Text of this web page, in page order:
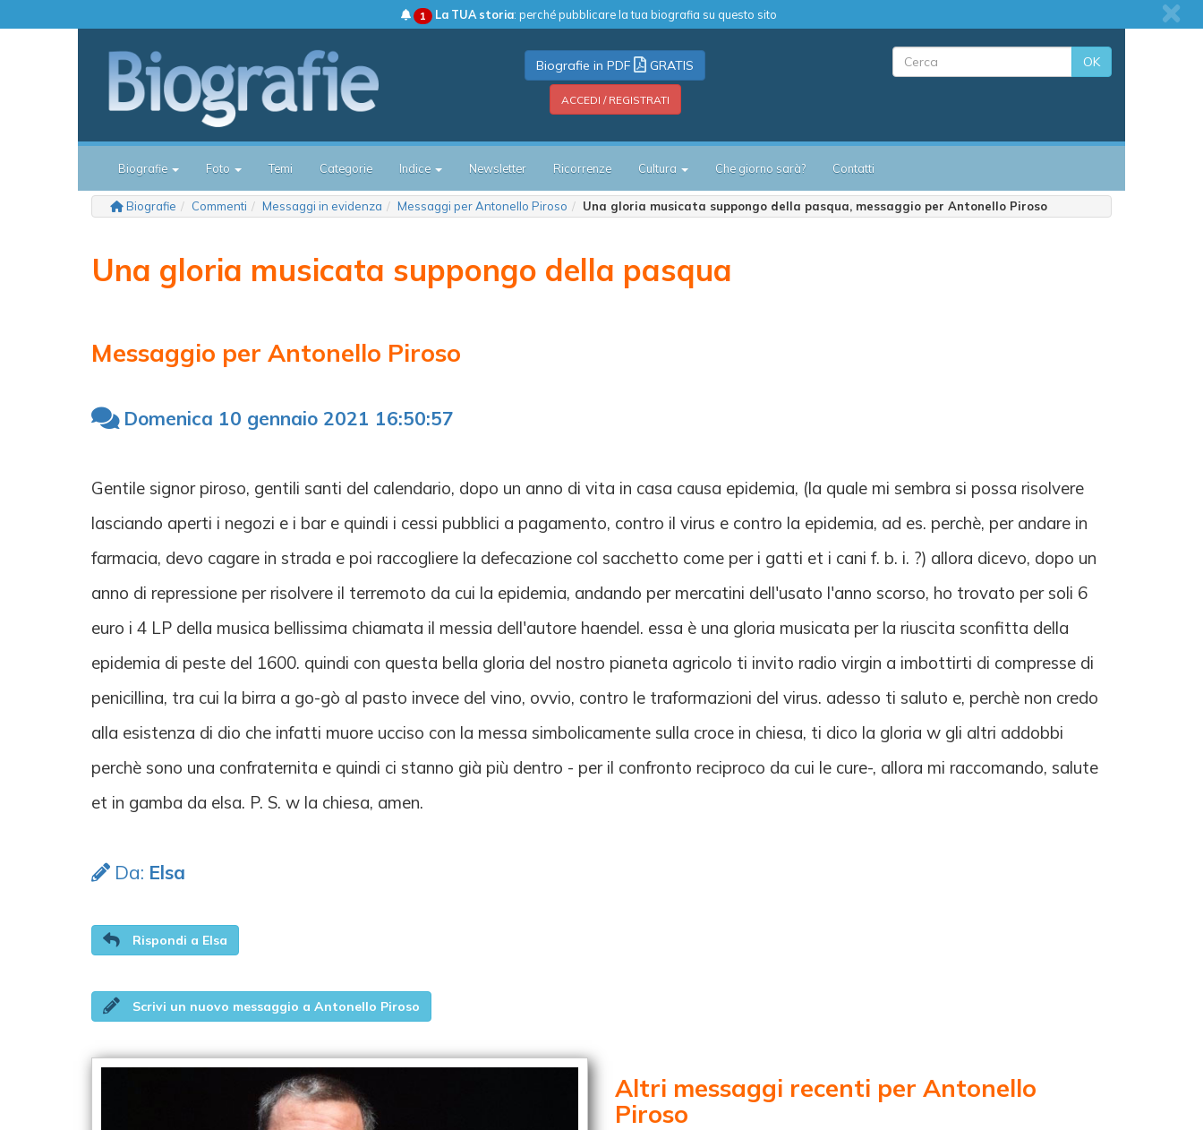
1 La TUA storia: perché pubblicare la tua biografia su questo sito
Biografie in PDF GRATIS
ACCEDI / REGISTRATI
OK
Biografie Foto Temi Categorie Indice Newsletter Ricorrenze Cultura Che giorno sarà? Contatti
Biografie Commenti Messaggi in evidenza Messaggi per Antonello Piroso Una gloria musicata suppongo della pasqua, messaggio per Antonello Piroso
Una gloria musicata suppongo della pasqua
Messaggio per Antonello Piroso
Domenica 10 gennaio 2021 16:50:57
Gentile signor piroso, gentili santi del calendario, dopo un anno di vita in casa causa epidemia, (la quale mi sembra si possa risolvere
lasciando aperti i negozi e i bar e quindi i cessi pubblici a pagamento, contro il virus e contro la epidemia, ad es. perchè, per andare in
farmacia, devo cagare in strada e poi raccogliere la defecazione col sacchetto come per i gatti et i cani f. b. i. ?) allora dicevo, dopo un
anno di repressione per risolvere il terremoto da cui la epidemia, andando per mercatini dell'usato l'anno scorso, ho trovato per soli 6
euro i 4 LP della musica bellissima chiamata il messia dell'autore haendel. essa è una gloria musicata per la riuscita sconfitta della
epidemia di peste del 1600. quindi con questa bella gloria del nostro pianeta agricolo ti invito radio virgin a imbottirti di compresse di
penicillina, tra cui la birra a go-gò al pasto invece del vino, ovvio, contro le traformazioni del virus. adesso ti saluto e, perchè non credo
alla esistenza di dio che infatti muore ucciso con la messa simbolicamente sulla croce in chiesa, ti dico la gloria w gli altri addobbi
perchè sono una confraternita e quindi ci stanno già più dentro - per il confronto reciproco da cui le cure-, allora mi raccomando, salute
et in gamba da elsa. P. S. w la chiesa, amen.
Da: Elsa
Rispondi a Elsa
Scrivi un nuovo messaggio a Antonello Piroso
Altri messaggi recenti per Antonello
Piroso